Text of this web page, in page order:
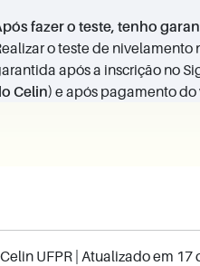
fazer o teste, tenho
o teste de nivelamento
após a inscrição no
Celin) e após pagamento do
Celin UFPR | Atualizado em 17